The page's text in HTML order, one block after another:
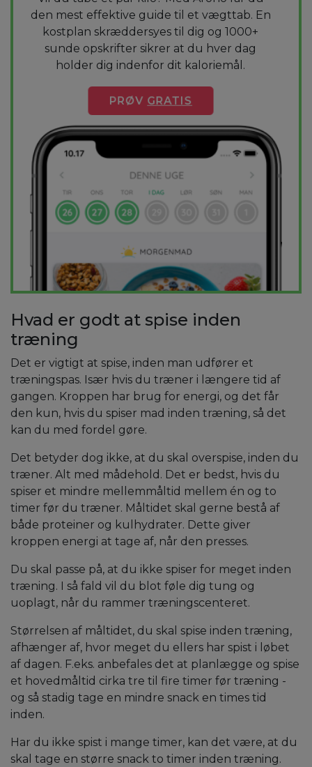
den mest effektive guide til et vægttab. En
kostplan skræddersyes til dig og 1000+
sunde opskrifter sikrer at du hver dag
holder dig indenfor dit kaloriemål.
PRØV GRATIS
Hvad er godt at spise inden
træning
Det er vigtigt at spise, inden man udfører et
træningspas. Især hvis du træner i længere tid af
gangen. Kroppen har brug for energi, og det får
den kun, hvis du spiser mad inden træning, så det
kan du med fordel gøre.
Det betyder dog ikke, at du skal overspise, inden du
træner. Alt med mådehold. Det er bedst, hvis du
spiser et mindre mellemmåltid mellem én og to
timer før du træner. Måltidet skal gerne bestå af
både proteiner og kulhydrater. Dette giver
kroppen energi at tage af, når den presses.
Du skal passe på, at du ikke spiser for meget inden
træning. I så fald vil du blot føle dig tung og
uoplagt, når du rammer træningscenteret.
Størrelsen af måltidet, du skal spise inden træning,
afhænger af, hvor meget du ellers har spist i løbet
af dagen. F.eks. anbefales det at planlægge og spise
et hovedmåltid cirka tre til fire timer før træning -
og så stadig tage en mindre snack en times tid
inden.
Har du ikke spist i mange timer, kan det være, at du
skal tage en større snack to timer inden træning.